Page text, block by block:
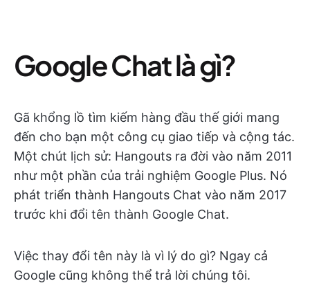
Google Chat là gì?
Gã khổng lồ tìm kiếm hàng đầu thế giới mang
đến cho bạn một công cụ giao tiếp và cộng tác.
Một chút lịch sử: Hangouts ra đời vào năm 2011
như một phần của trải nghiệm Google Plus. Nó
phát triển thành Hangouts Chat vào năm 2017
trước khi đổi tên thành Google Chat.
Việc thay đổi tên này là vì lý do gì? Ngay cả
Google cũng không thể trả lời chúng tôi.